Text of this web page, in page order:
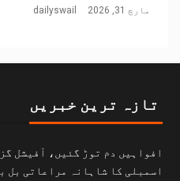
مارچ 31, 2026 dailyswail
تازہ ترین خبریں
افواہیں دم توڑ گئیں، آفیشل
اسمبلی کا شاہانہ مراعاتی بل